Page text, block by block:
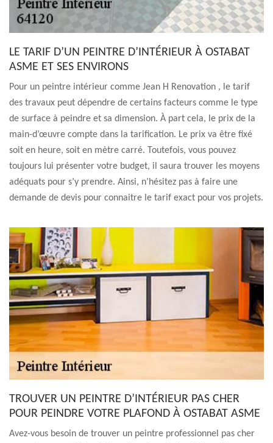
LE TARIF D’UN PEINTRE D’INTÉRIEUR À OSTABAT
ASME ET SES ENVIRONS
Pour un peintre intérieur comme Jean H Renovation , le tarif
des travaux peut dépendre de certains facteurs comme le type
de surface à peindre et sa dimension. À part cela, le prix de la
main-d’œuvre compte dans la tarification. Le prix va être fixé
soit en heure, soit en mètre carré. Toutefois, vous pouvez
toujours lui présenter votre budget, il saura trouver les moyens
adéquats pour s’y prendre. Ainsi, n’hésitez pas à faire une
demande de devis pour connaitre le tarif exact pour vos projets.
TROUVER UN PEINTRE D’INTÉRIEUR PAS CHER
POUR PEINDRE VOTRE PLAFOND À OSTABAT ASME
Avez-vous besoin de trouver un peintre professionnel pas cher